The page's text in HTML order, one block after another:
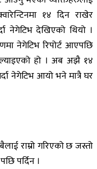
१४ दिन राखेर
नेगेटिभ देखिएको थियो ।
नेगेटिभ रिपोर्ट आएपछि
ल्याइएको हो । अब अझै १४
नेगेटिभ आयो भने मात्रै घर
राम्रो गरिएको छ जस्तो
पर्दिन ।